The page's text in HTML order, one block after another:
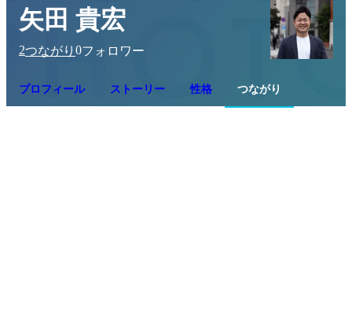
矢田 貴宏
2つながり 0フォロワー
プロフィール ストーリー 性格 つながり